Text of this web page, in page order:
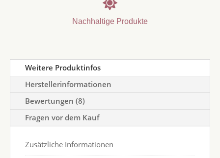

Nachhaltige Produkte
Weitere Produktinfos
Herstellerinformationen
Bewertungen (8)
Fragen vor dem Kauf
Zusätzliche Informationen